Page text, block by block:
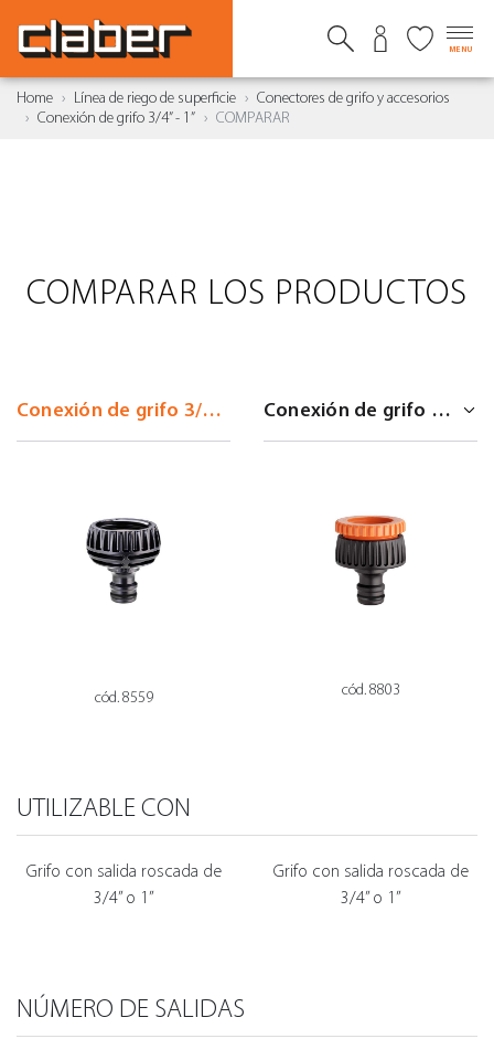
MENU
Home Línea de riego de superficie
Conectores de grifo y accesorios
Conexión de grifo 3/4” - 1”
COMPARAR
COMPARAR LOS PRODUCTOS
cód. 8559 cód. 8803
UTILIZABLE CON
Grifo con salida roscada de
3/4” o 1”
Grifo con salida roscada de
3/4” o 1”
NÚMERO DE SALIDAS